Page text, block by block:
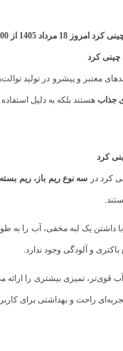
18 مرداد 1405 از
چینی کرد
معتبر و پیشرو در تولید
جذاب هستند بلکه به دلیل
کرد
کرد در سه نوع ریم باز، ریم
با داشتن یک لبه مخفی، آب را به
و آلودگی وجود ندارد.
آب قوی‌تر، تمیزی بیشتری را
راحت و بهداشتی برای